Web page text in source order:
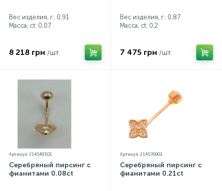
Вес изделия, г.: 0,91
Масса, ct: 0,07
8 218 грн /шт.
Вес изделия, г.: 0,87
Масса, ct: 0,2
7 475 грн /шт.
Артикул: 214549301
Серебряный пирсинг с
фианитами 0.08ct
Артикул: 214576901
Серебряный пирсинг с
фианитами 0.21ct